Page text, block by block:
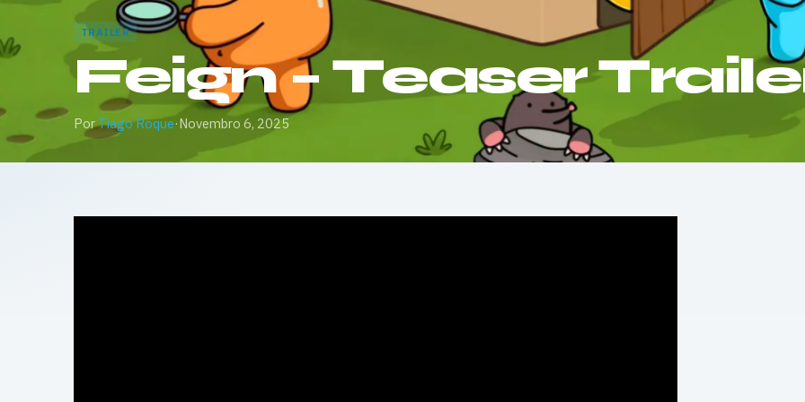
TRAILER
Feign – Teaser
PorTiago Roque·Novembro 6, 2025